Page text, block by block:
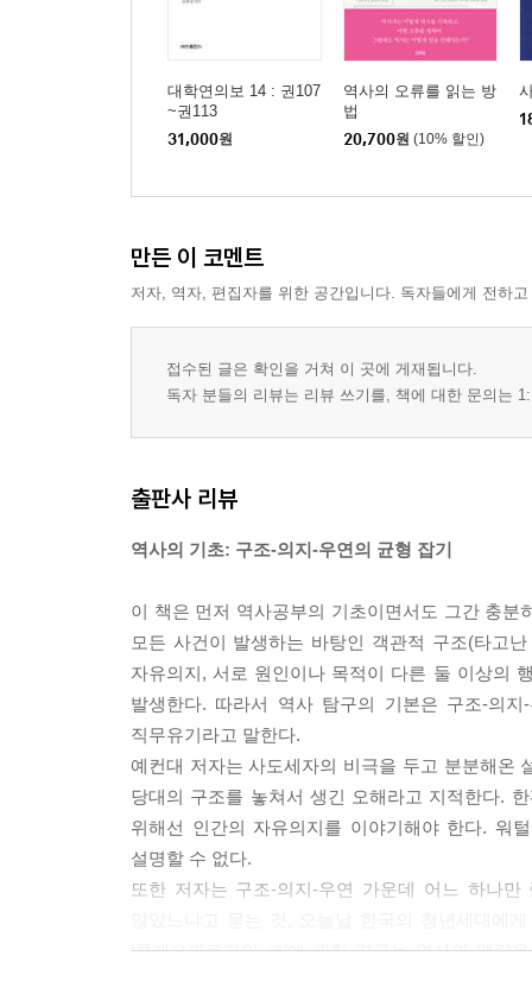
03 역사성이란 무엇인가 165
‘역사적’이라는 말 / 과거시험과 고등고시 / 같은
04 재미있는 이야기, 역사 180
01 정치와 역사의 긴장 199
서글픈 논쟁 / 우리를 갈라놓는 자들 / 패싸움 프레
02 역사수정주의 207
에펠탑보다 중요한 것 / 역사수정주의의 위험 / 승
삶을 지키면서 망자를 기억하기 / 산 자의 책무, 역
註 240
찾아보기 244
대학연의보 14 : 권107
~권113
31,000원
역사의 오류를 읽는 방
법
20,700원 (10% 할인)
만든 이 코멘트
저자, 역자, 편집자를 위한 공간입니다. 독자들에게 전하
접수된 글은 확인을 거쳐 이 곳에 게재됩니다.
독자 분들의 리뷰는 리뷰 쓰기를, 책에 대한 문의는
출판사 리뷰
역사의 기초: 구조-의지-우연의 균형 잡기
이 책은 먼저 역사공부의 기초이면서도 그간 충분
모든 사건이 발생하는 바탕인 객관적 구조(타고
자유의지, 서로 원인이나 목적이 다른 둘 이상의
발생한다. 따라서 역사 탐구의 기본은 구조-의
직무유기라고 말한다.
예컨대 저자는 사도세자의 비극을 두고 분분해온
당대의 구조를 놓쳐서 생긴 오해라고 지적한다.
위해선 인간의 자유의지를 이야기해야 한다. 워
설명할 수 없다.
또한 저자는 구조-의지-우연 가운데 어느 하나
‘클레오파트라의 코’에 관한 경구는 역사의 맥